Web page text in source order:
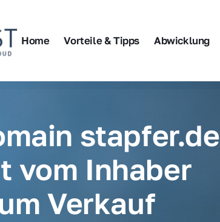
Home Vorteile & Tipps Abwicklung
stapfer.de
vom Inhaber
Verkauf